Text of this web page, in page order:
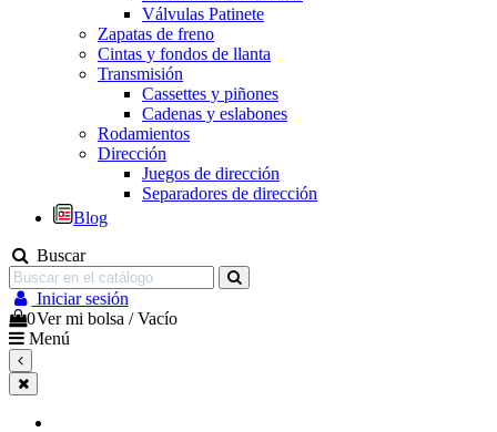
Válvulas Patinete
Zapatas de freno
Cintas y fondos de llanta
Transmisión
Cassettes y piñones
Cadenas y eslabones
Rodamientos
Dirección
Juegos de dirección
Separadores de dirección
Blog
Buscar
Iniciar sesión
0Ver mi bolsa /Vacío
Menú